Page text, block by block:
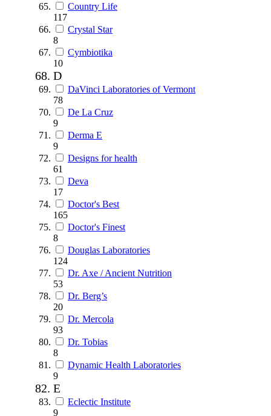
Country Life
117
Crystal Star
8
Cymbiotika
10
D
DaVinci Laboratories of Vermont
78
De La Cruz
9
Derma E
9
Designs for health
61
Deva
17
Doctor's Best
165
Doctor's Finest
8
Douglas Laboratories
124
Dr. Axe / Ancient Nutrition
53
Dr. Berg’s
20
Dr. Mercola
93
Dr. Tobias
8
Dynamic Health Laboratories
9
E
Eclectic Institute
9